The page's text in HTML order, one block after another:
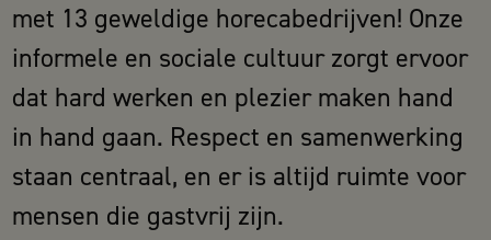
met 13 geweldige horecabedrijven! Onze
informele en sociale cultuur zorgt ervoor
dat hard werken en plezier maken hand
in hand gaan. Respect en samenwerking
staan centraal, en er is altijd ruimte voor
mensen die gastvrij zijn.